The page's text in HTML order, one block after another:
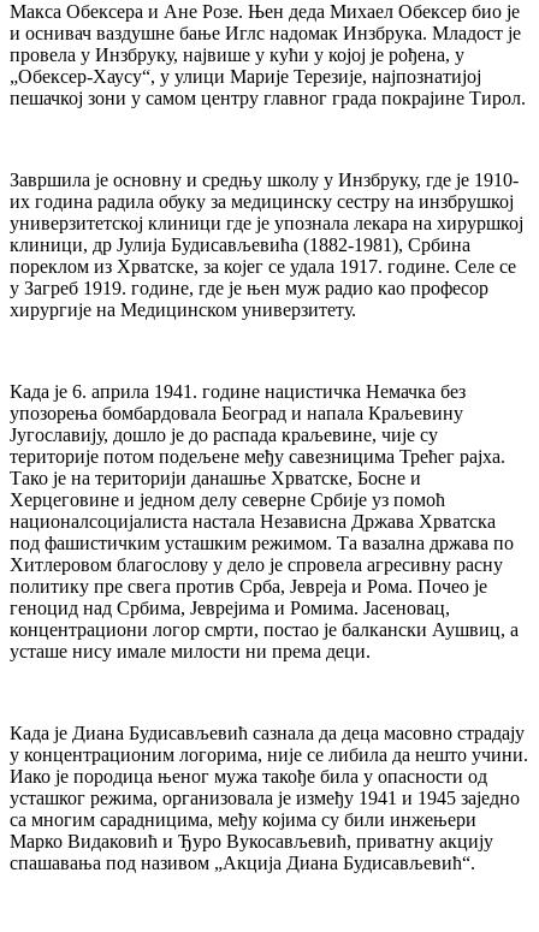
Макса Обексера и Ане Розе. Њен деда Михаел Обексер био је
и оснивач ваздушне бање Иглс надомак Инзбрука. Младост је
провела у Инзбруку, највише у кући у којој је рођена, у
„Обексер-Хаусу“, у улици Марије Терезије, најпознатијој
пешачкој зони у самом центру главног града покрајине Тирол.
Завршила је основну и средњу школу у Инзбруку, где је 1910-
их година радила обуку за медицинску сестру на инзбрушкој
универзитетској клиници где је упознала лекара на хируршкој
клиници, др Јулија Будисављевића (1882-1981), Србина
пореклом из Хрватске, за којег се удала 1917. године. Селе се
у Загреб 1919. године, где је њен муж радио као професор
хирургије на Медицинском универзитету.
Када је 6. априла 1941. године нацистичка Немачка без
упозорења бомбардовала Београд и напала Краљевину
Југославију, дошло је до распада краљевине, чије су
територије потом подељене међу савезницима Трећег рајха.
Тако је на територији данашње Хрватске, Босне и
Херцеговине и једном делу северне Србије уз помоћ
националсоцијалиста настала Независна Држава Хрватска
под фашистичким усташким режимом. Та вазална држава по
Хитлеровом благослову у дело је спровела агресивну расну
политику пре свега против Срба, Јевреја и Рома. Почео је
геноцид над Србима, Јеврејима и Ромима. Јасеновац,
концентрациони логор смрти, постао је балкански Аушвиц, а
усташе нису имале милости ни према деци.
Када је Диана Будисављевић сазнала да деца масовно страдају
у концентрационим логорима, није се либила да нешто учини.
Иако је породица њеног мужа такође била у опасности од
усташког режима, организовала је између 1941 и 1945 заједно
са многим сарадницима, међу којима су били инжењери
Марко Видаковић и Ђуро Вукосављевић, приватну акцију
спашавања под називом „Акција Диана Будисављевић“.